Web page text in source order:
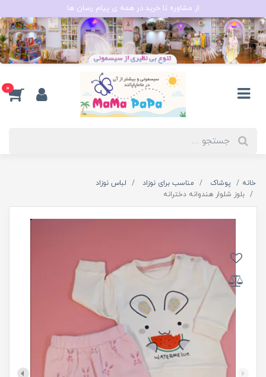
از مشاوره تا خرید در همه ی پیام رسان ها
0
خانه پوشاک مناسب برای نوزاد
لباس نوزاد
بلوز شلوار هندوانه دخترانه